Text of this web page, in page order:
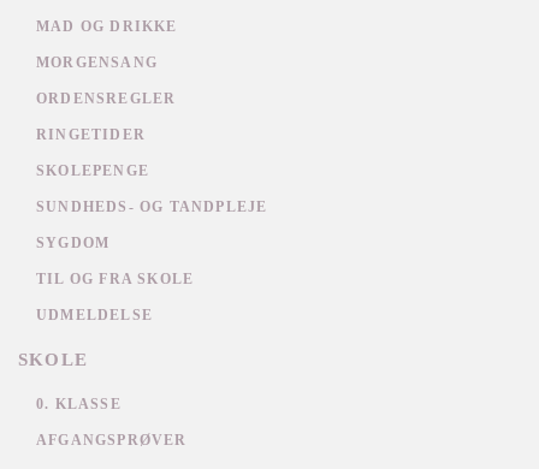
MAD OG DRIKKE
MORGENSANG
ORDENSREGLER
RINGETIDER
SKOLEPENGE
SUNDHEDS- OG TANDPLEJE
SYGDOM
TIL OG FRA SKOLE
UDMELDELSE
SKOLE
0. KLASSE
AFGANGSPRØVER